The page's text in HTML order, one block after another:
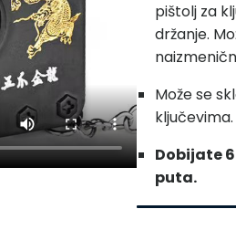
pištolj za
držanje.
Može se
ključevima.
Dobijate
puta.